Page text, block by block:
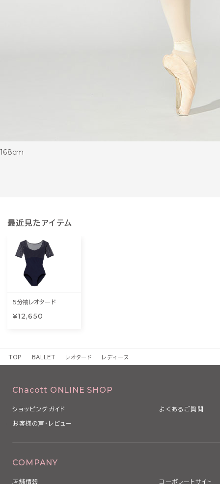
168cm
最近見たアイテム
5分袖レオタード
¥12,650
TOP BALLET レオタード レディース
Chacott ONLINE SHOP
ショッピングガイド よくあるご質問
お客様の声・レビュー
COMPANY
店舗情報 コーポレートサイト